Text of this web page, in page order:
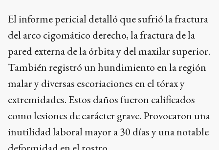
El informe pericial detalló que sufrió la fractura
del arco cigomático derecho, la fractura de la
pared externa de la órbita y del maxilar superior.
También registró un hundimiento en la región
malar y diversas escoriaciones en el tórax y
extremidades. Estos daños fueron calificados
como lesiones de carácter grave. Provocaron una
inutilidad laboral mayor a 30 días y una notable